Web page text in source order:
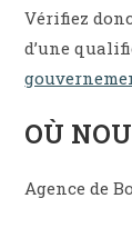
Vérifiez
d’une
OÙ
Agence de